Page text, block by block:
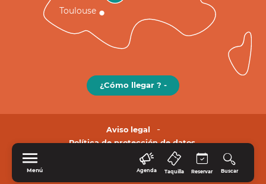
Menú Agenda Taquilla Reservar Buscar
Toulouse
¿Cómo llegar ? -
Aviso legal
Política de protección de datos.